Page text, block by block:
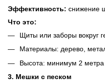
Эффективность: снижение
Что это:
Щиты или заборы вокруг
Материалы: дерево,
Высота: минимум 2 метра
3. Мешки с песком